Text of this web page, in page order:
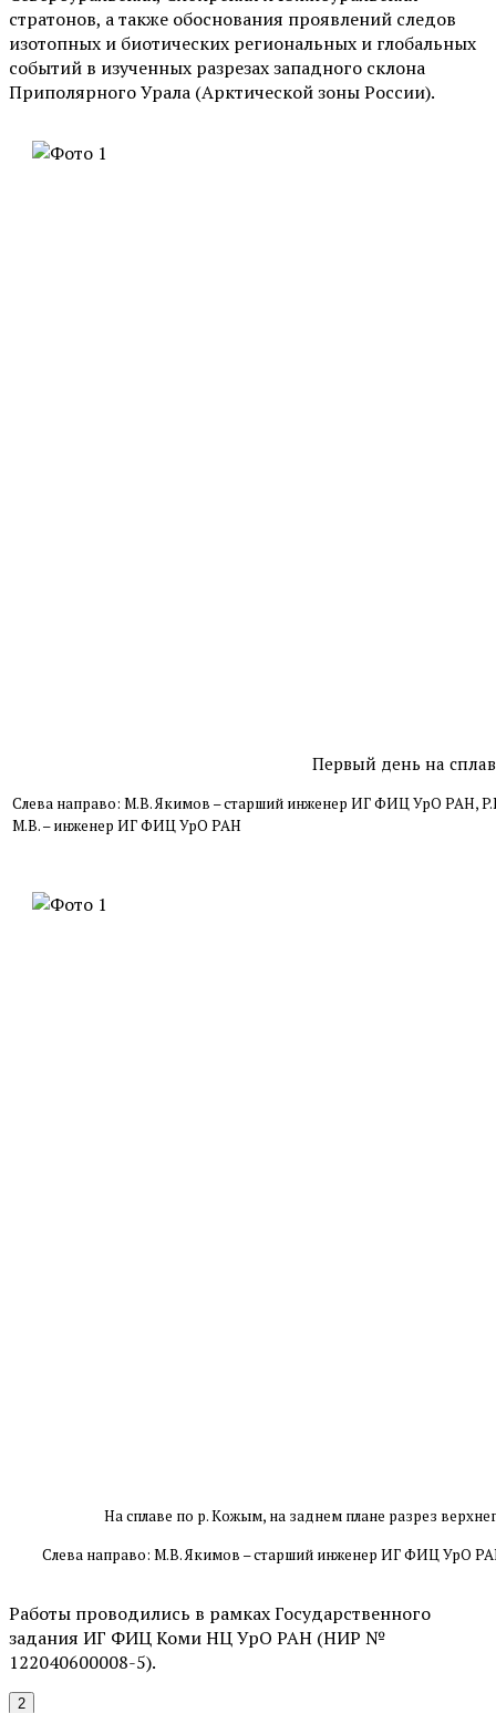
стратонов, а также обоснования проявлений следов
изотопных и биотических региональных и глобальных
событий в изученных разрезах западного склона
Приполярного Урала (Арктической зоны России).
Первый день на
Слева направо: М.В. Якимов – старший инженер ИГ ФИЦ УрО РАН,
М.В. – инженер ИГ ФИЦ УрО РАН
На сплаве по р. Кожым, на заднем плане разрез
Слева направо: М.В. Якимов – старший инженер ИГ ФИЦ УрО
Работы проводились в рамках Государственного
задания ИГ ФИЦ Коми НЦ УрО РАН (НИР №
122040600008-5).
2